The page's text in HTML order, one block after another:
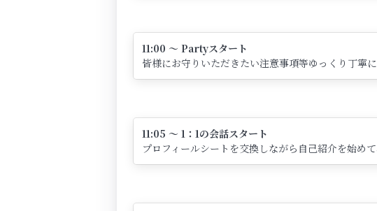
11:00 ～ Partyスタート
皆様にお守りいただきたい注意事項等ゆっくり丁寧
11:05 ～ 1：1の会話スタート
プロフィールシートを交換しながら自己紹介を始め